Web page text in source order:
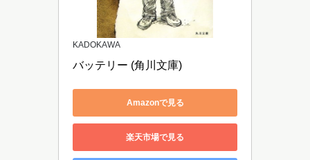
KADOKAWA
バッテリー (角川文庫)
Amazonで見る
楽天市場で見る